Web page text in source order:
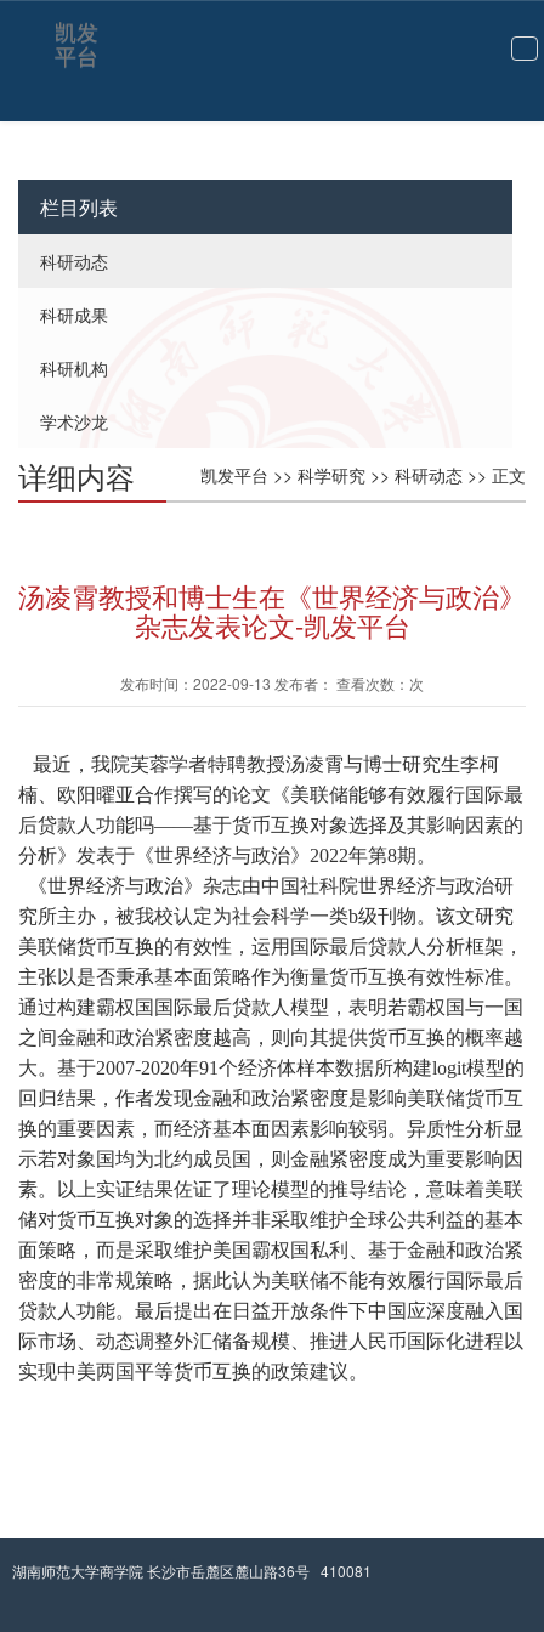
切
航
凯发
平台
栏目列表
科研动态
科研成果
科研机构
学术沙龙
凯发平台 >> 科学研究 >> 科研动态 >> 正文
详细内容
汤凌霄教授和博士生在《世界经济与政治》
杂志发表论文-凯发平台
发布时间：2022-09-13 发布者： 查看次数：次
最近，我院芙蓉学者特聘教授汤凌霄与博士研究生李柯
楠、欧阳曜亚合作撰写的论文《美联储能够有效履行国际最
后贷款人功能吗——基于货币互换对象选择及其影响因素的
分析》发表于《世界经济与政治》2022年第8期。
《世界经济与政治》杂志由中国社科院世界经济与政治研
究所主办，被我校认定为社会科学一类b级刊物。该文研究
美联储货币互换的有效性，运用国际最后贷款人分析框架，
主张以是否秉承基本面策略作为衡量货币互换有效性标准。
通过构建霸权国国际最后贷款人模型，表明若霸权国与一国
之间金融和政治紧密度越高，则向其提供货币互换的概率越
大。基于2007-2020年91个经济体样本数据所构建logit模型的
回归结果，作者发现金融和政治紧密度是影响美联储货币互
换的重要因素，而经济基本面因素影响较弱。异质性分析显
示若对象国均为北约成员国，则金融紧密度成为重要影响因
素。以上实证结果佐证了理论模型的推导结论，意味着美联
储对货币互换对象的选择并非采取维护全球公共利益的基本
面策略，而是采取维护美国霸权国私利、基于金融和政治紧
密度的非常规策略，据此认为美联储不能有效履行国际最后
贷款人功能。最后提出在日益开放条件下中国应深度融入国
际市场、动态调整外汇储备规模、推进人民币国际化进程以
实现中美两国平等货币互换的政策建议。
湖南师范大学商学院 长沙市岳麓区麓山路36号 410081